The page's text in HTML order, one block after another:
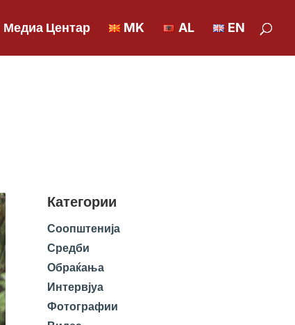
Медиа Центар MK AL EN
Категории
Соопштенија
Средби
Обраќања
Интервјуа
Фотографии